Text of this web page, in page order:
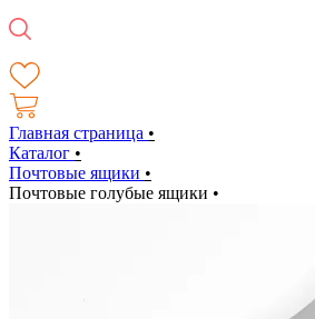
Главная страница •
Каталог •
Почтовые ящики •
Почтовые голубые ящики •